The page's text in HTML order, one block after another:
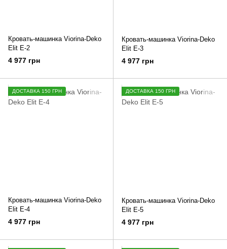
Кровать-машинка Viorina-Deko
Elit E-2
4 977 грн
Кровать-машинка Viorina-Deko
Elit E-3
4 977 грн
ДОСТАВКА 150 ГРН
Кровать-машинка Viorina-Deko
Elit E-4
4 977 грн
ДОСТАВКА 150 ГРН
Кровать-машинка Viorina-Deko
Elit E-5
4 977 грн